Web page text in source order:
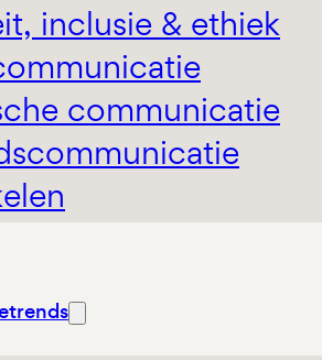
inclusie & ethiek
communicatie